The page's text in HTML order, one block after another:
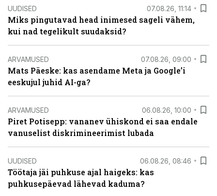
UUDISED 07.08.26, 11:14
Miks pingutavad head inimesed sageli vähem,
kui nad tegelikult suudaksid?
ARVAMUSED 07.08.26, 09:00
Mats Päeske: kas asendame Meta ja Google’i
eeskujul juhid AI-ga?
ARVAMUSED 06.08.26, 10:00
Piret Potisepp: vananev ühiskond ei saa endale
vanuselist diskrimineerimist lubada
UUDISED 06.08.26, 08:46
Töötaja jäi puhkuse ajal haigeks: kas
puhkusepäevad lähevad kaduma?